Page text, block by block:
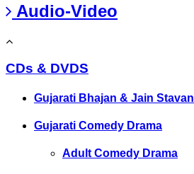
Audio-Video
CDs & DVDS
Gujarati Bhajan & Jain Stavan
Gujarati Comedy Drama
Adult Comedy Drama